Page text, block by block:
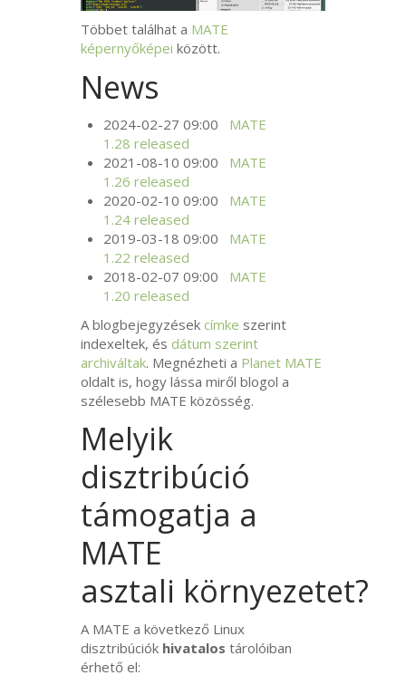
Többet találhat a MATE
képernyőképei között.
News
2024-02-27 09:00 MATE
1.28 released
2021-08-10 09:00 MATE
1.26 released
2020-02-10 09:00 MATE
1.24 released
2019-03-18 09:00 MATE
1.22 released
2018-02-07 09:00 MATE
1.20 released
A blogbejegyzésekcímke szerint
indexeltek, és dátum szerint
archiváltak. Megnézheti a Planet MATE
oldalt is, hogy lássa miről blogol a
szélesebb MATE közösség.
Melyik
disztribúció
támogatja a
MATE
asztali környezetet?
A MATE a következő Linux
disztribúciók hivatalos tárolóiban
érhető el: